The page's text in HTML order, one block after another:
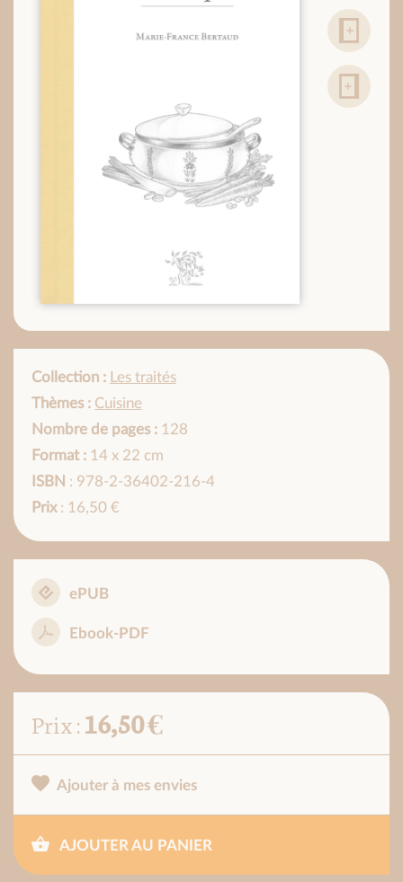
Collection : Les traités
Thèmes : Cuisine
Nombre de pages : 128
Format : 14 x 22 cm
ISBN : 978-2-36402-216-4
Prix: 16,50 €
ePUB
Ebook-PDF
Prix :16,50 €
Ajouter à mes envies
AJOUTER AU PANIER